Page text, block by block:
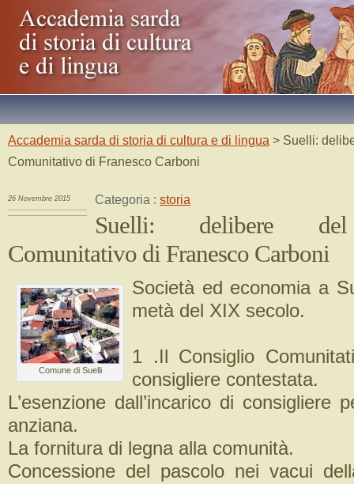
Accademia sarda di storia di cultura e di lingua > Suelli:
Comunitativo di Franesco Carboni
26 Novembre 2015 Categoria : storia
Suelli: delibere
Comunitativo di Franesco Carboni
Comune di Suelli
Società ed economia a
metà del XIX secolo.
1 .Il Consiglio
consigliere contestata.
L’esenzione dall’incarico di consigliere
anziana.
La fornitura di legna alla comunità.
Concessione del pascolo nei vacui